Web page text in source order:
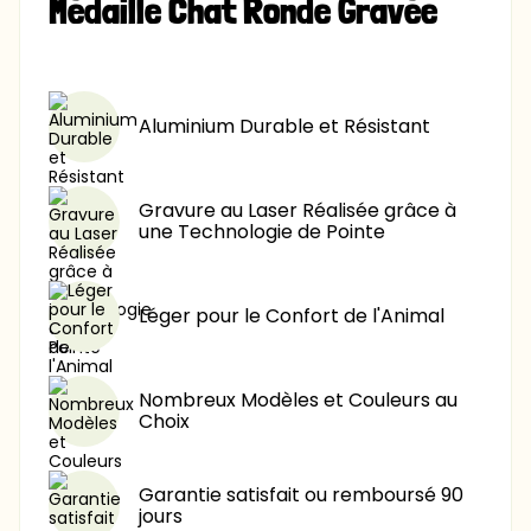
8,90 € -40%
Médaille Chat Ronde Gravée
Aluminium Durable et Résistant
Gravure au Laser Réalisée grâce à
une Technologie de Pointe
Léger pour le Confort de l'Animal
Nombreux Modèles et Couleurs au
Choix
Garantie satisfait ou remboursé 90
jours